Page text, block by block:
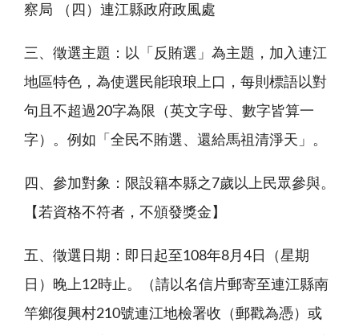
察局 （四）連江縣政府政風處
三、徵選主題：以「反賄選」為主題，加入連江
地區特色，為使選民能琅琅上口，每則標語以對
句且不超過20字為限（英文字母、數字皆算一
字）。例如「全民不賄選、還給馬祖清淨天」。
四、參加對象：限設籍本縣之7歲以上民眾參與。
【若資格不符者，不頒發獎金】
五、徵選日期：即日起至108年8月4日（星期
日）晚上12時止。（請以名信片郵寄至連江縣南
竿鄉復興村210號連江地檢署收（郵戳為憑）或